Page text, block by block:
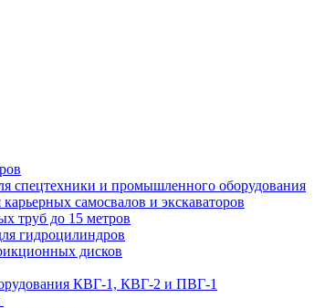
спецтехники и промышленного оборудования
самосвалов и экскаваторов
труб до 15 метров
гидроцилиндров
дисков
КВГ-1, КВГ-2 и ПВГ-1